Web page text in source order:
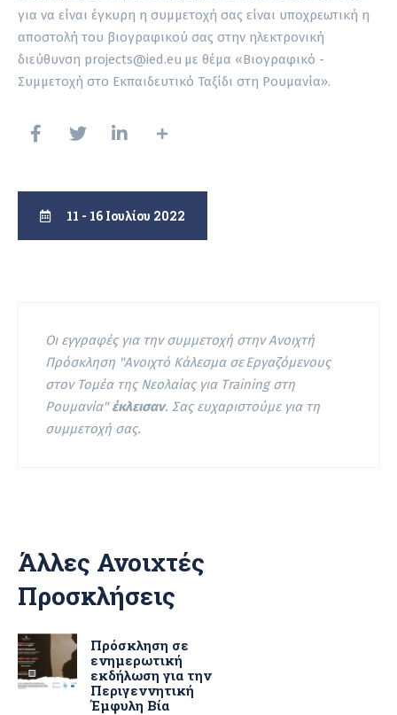
για να είναι έγκυρη η συμμετοχή σας είναι υποχρεωτική η
αποστολή του βιογραφικού σας στην ηλεκτρονική
διεύθυνση projects@ied.eu με θέμα «Βιογραφικό -
Συμμετοχή στο Εκπαιδευτικό Ταξίδι στη Ρουμανία».
11 - 16 Ιουλίου 2022
Οι εγγραφές για την συμμετοχή στην Ανοιχτή
Πρόσκληση "Ανοιχτό Κάλεσμα σε Εργαζόμενους
στον Τομέα της Νεολαίας για Training στη
Ρουμανία"έκλεισαν. Σας ευχαριστούμε για τη
συμμετοχή σας.
Άλλες Ανοιχτές
Προσκλήσεις
Πρόσκληση σε
ενημερωτική
εκδήλωση για την
Περιγεννητική
Έμφυλη Βία